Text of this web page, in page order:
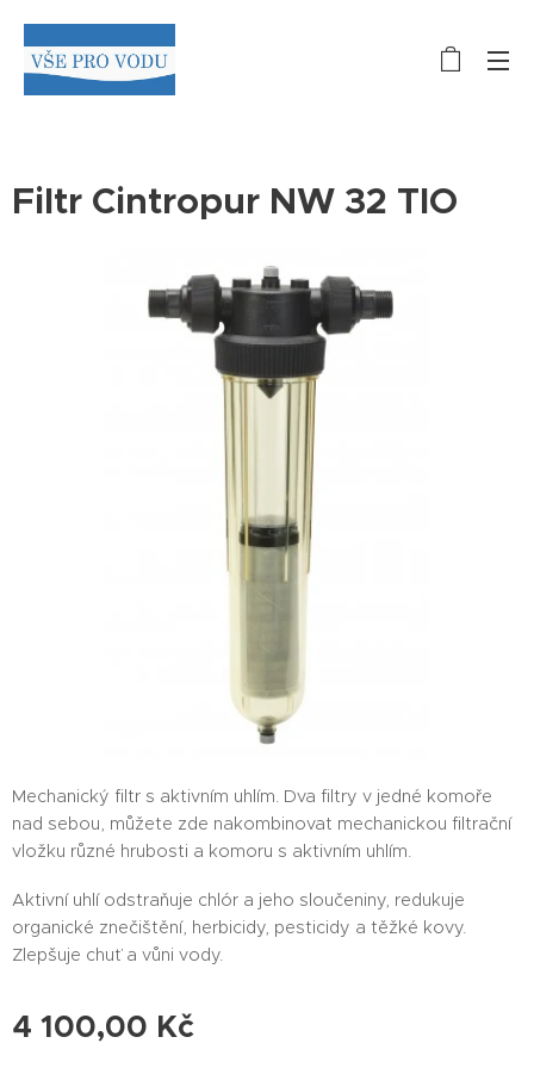
Filtr Cintropur NW 32 TIO
Mechanický filtr s aktivním uhlím. Dva filtry v jedné komoře
nad sebou, můžete zde nakombinovat mechanickou filtrační
vložku různé hrubosti a komoru s aktivním uhlím.
Aktivní uhlí odstraňuje chlór a jeho sloučeniny, redukuje
organické znečištění, herbicidy, pesticidy a těžké kovy.
Zlepšuje chuť a vůni vody.
4 100,00 Kč